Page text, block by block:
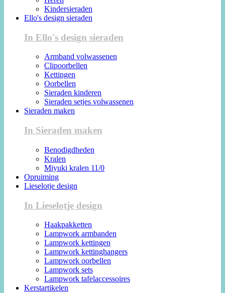
Kindersieraden
Ello's design sieraden
In Ello's design sieraden
Armband volwassenen
Clipoorbellen
Kettingen
Oorbellen
Sieraden kinderen
Sieraden setjes volwassenen
Sieraden maken
In Sieraden maken
Benodigdheden
Kralen
Miyuki kralen 11/0
Opruiming
Lieselotje design
In Lieselotje design
Haakpakketten
Lampwork armbanden
Lampwork kettingen
Lampwork kettinghangers
Lampwork oorbellen
Lampwork sets
Lampwork tafelaccessoires
Kerstartikelen